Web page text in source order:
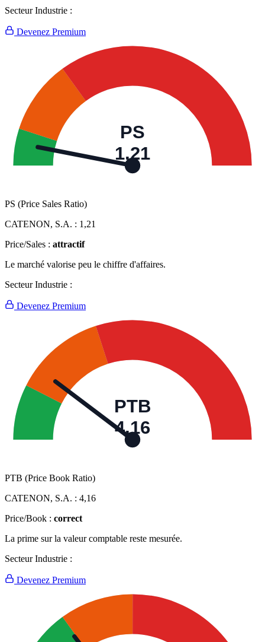
Secteur Industrie :
Devenez Premium
PS
1,21
PS (Price Sales Ratio)
CATENON, S.A. : 1,21
Price/Sales : attractif
Le marché valorise peu le chiffre d'affaires.
Secteur Industrie :
Devenez Premium
PTB
4,16
PTB (Price Book Ratio)
CATENON, S.A. : 4,16
Price/Book : correct
La prime sur la valeur comptable reste mesurée.
Secteur Industrie :
Devenez Premium